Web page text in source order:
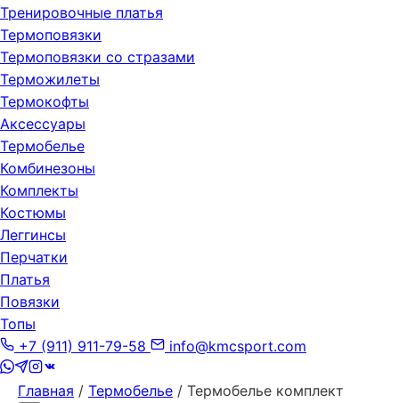
Тренировочные платья
Термоповязки
Термоповязки со стразами
Терможилеты
Термокофты
Аксессуары
Термобелье
Комбинезоны
Комплекты
Костюмы
Леггинсы
Перчатки
Платья
Повязки
Топы
+7 (911) 911-79-58
info@kmcsport.com
Главная / Термобелье / Термобелье комплект